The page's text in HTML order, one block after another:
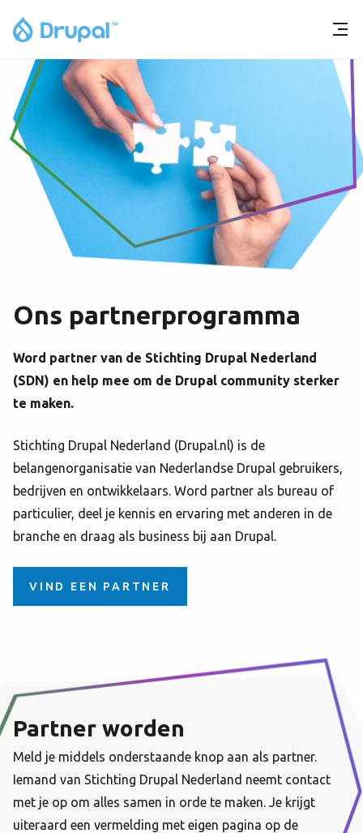
Ons partnerprogramma
Word partner van de Stichting Drupal Nederland
(SDN) en help mee om de Drupal community sterker
te maken.
Stichting Drupal Nederland (Drupal.nl) is de
belangenorganisatie van Nederlandse Drupal gebruikers,
bedrijven en ontwikkelaars. Word partner als bureau of
particulier, deel je kennis en ervaring met anderen in de
branche en draag als business bij aan Drupal.
VIND EEN PARTNER
Partner worden
Meld je middels onderstaande knop aan als partner.
Iemand van Stichting Drupal Nederland neemt contact
met je op om alles samen in orde te maken. Je krijgt
uiteraard een vermelding met eigen pagina op de